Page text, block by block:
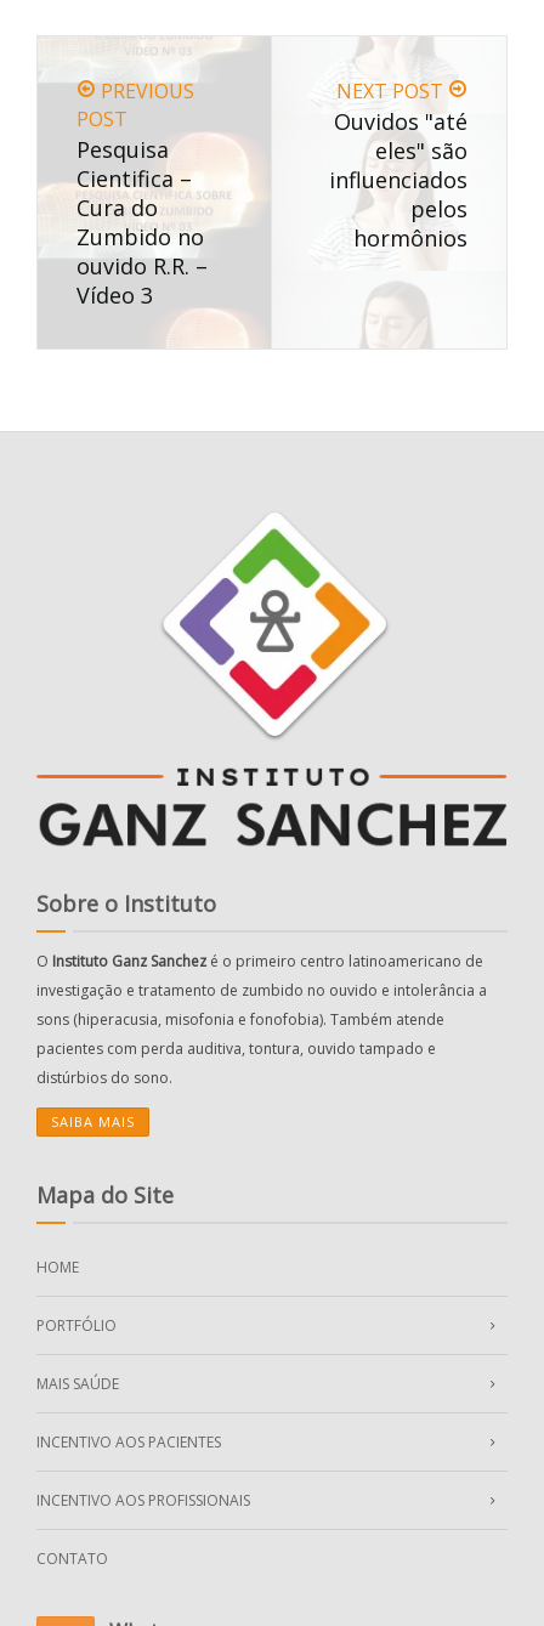
PREVIOUS
POST
Pesquisa
Cientifica –
Cura do
Zumbido no
ouvido R.R. –
Vídeo 3
NEXT POST
Ouvidos "até
eles" são
influenciados
pelos
hormônios
Sobre o Instituto
O Instituto Ganz Sanchez é o primeiro centro latinoamericano de
investigação e tratamento de zumbido no ouvido e intolerância a
sons (hiperacusia, misofonia e fonofobia). Também atende
pacientes com perda auditiva, tontura, ouvido tampado e
distúrbios do sono.
SAIBA MAIS
Mapa do Site
HOME
PORTFÓLIO
MAIS SAÚDE
INCENTIVO AOS PACIENTES
INCENTIVO AOS PROFISSIONAIS
CONTATO